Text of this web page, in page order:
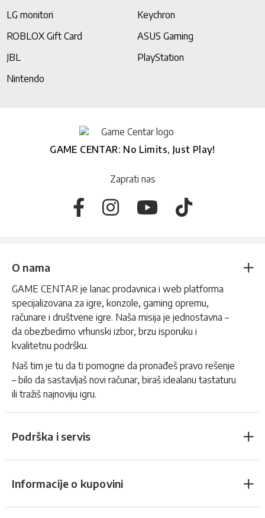
LG monitori
Keychron
ROBLOX Gift Card
ASUS Gaming
JBL
PlayStation
Nintendo
GAME CENTAR: No Limits, Just Play!
Zaprati nas
O nama
GAME CENTAR je lanac prodavnica i web platforma
specijalizovana za igre, konzole, gaming opremu,
računare i društvene igre. Naša misija je jednostavna –
da obezbedimo vrhunski izbor, brzu isporuku i
kvalitetnu podršku.
Naš tim je tu da ti pomogne da pronađeš pravo rešenje
– bilo da sastavljaš novi računar, biraš idealanu tastaturu
ili tražiš najnoviju igru.
Podrška i servis
Informacije o kupovini